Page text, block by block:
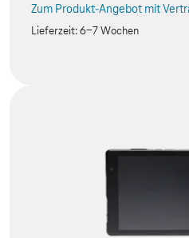
Zum Produkt-Angebot mit
(Der Link wird in einem neuen
Lieferzeit:6-7 Wochen